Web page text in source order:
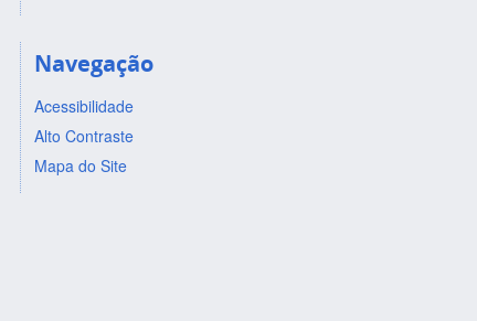
Navegação
Acessibilidade
Alto Contraste
Mapa do Site